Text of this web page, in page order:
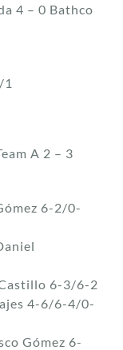
4 – 0 Bathco
1
A 2 – 3
6-2/0-
6-3/6-2
4-6/6-4/0-
Gómez 6-